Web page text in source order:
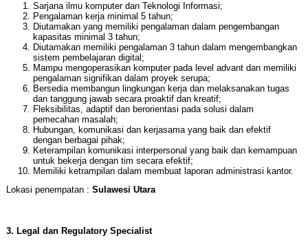
Sarjana ilmu komputer dan Teknologi Informasi;
Pengalaman kerja minimal 5 tahun;
Diutamakan yang memiliki pengalaman dalam pengembangan
kapasitas minimal 3 tahun;
Diutamakan memiliki pengalaman 3 tahun dalam mengembangkan
sistem pembelajaran digital;
Mampu mengoperasikan komputer pada level advant dan memiliki
pengalaman signifikan dalam proyek serupa;
Bersedia membangun lingkungan kerja dan melaksanakan tugas
dan tanggung jawab secara proaktif dan kreatif;
Fleksibilitas, adaptif dan berorientasi pada solusi dalam
pemecahan masalah;
Hubungan, komunikasi dan kerjasama yang baik dan efektif
dengan berbagai pihak;
Keterampilan komunikasi interpersonal yang baik dan kemampuan
untuk bekerja dengan tim secara efektif;
Memiliki ketrampilan dalam membuat laporan administrasi kantor.
Lokasi penempatan : Sulawesi Utara
3. Legal dan Regulatory Specialist